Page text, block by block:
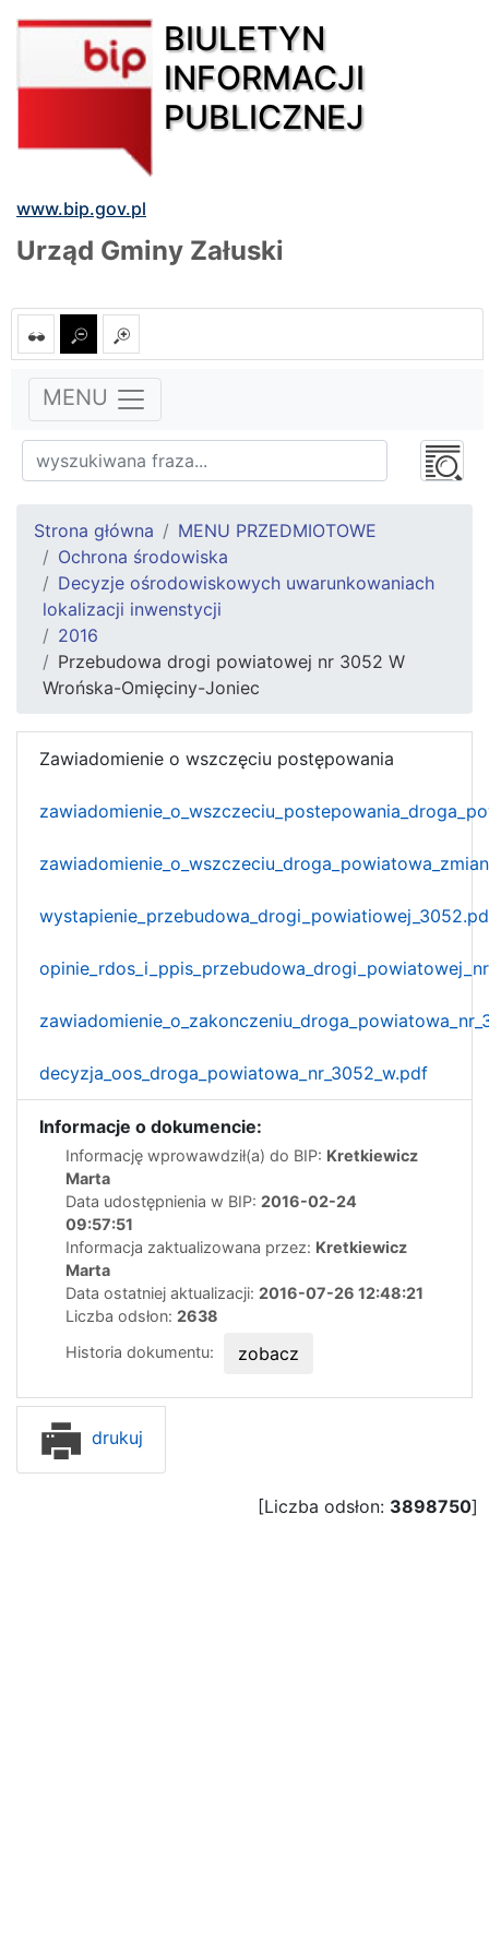
BIULETYN
INFORMACJI
PUBLICZNEJ
www.bip.gov.pl
Urząd Gminy Załuski
MENU
Strona główna
MENU PRZEDMIOTOWE
Ochrona środowiska
Decyzje ośrodowiskowych uwarunkowaniach
lokalizacji inwenstycji
2016
Przebudowa drogi powiatowej nr 3052 W
Wrońska-Omięciny-Joniec
Zawiadomienie o wszczęciu postępowania
decyzja_oos_droga_powiatowa_nr_3052_w.pdf
Informacje o dokumencie:
Informację wprowawdził(a) do BIP: Kretkiewicz
Marta
Data udostępnienia w BIP: 2016-02-24
09:57:51
Informacja zaktualizowana przez: Kretkiewicz
Marta
Data ostatniej aktualizacji: 2016-07-26 12:48:21
Liczba odsłon: 2638
Historia dokumentu:
zobacz
drukuj
[Liczba odsłon: 3898750]